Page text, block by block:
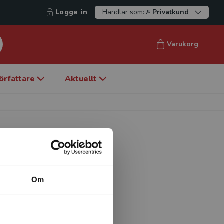
Om
Logga in Handlar som: Privatkund
Varukorg
Aktuellt